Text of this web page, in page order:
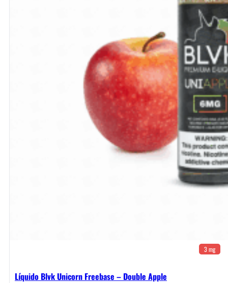
3 mg
Líquido Blvk Unicorn Freebase – Double Apple